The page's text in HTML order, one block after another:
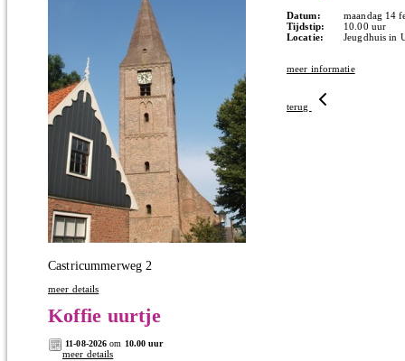
Castricummerweg 2
meer details
Koffie uurtje
11-08-2026 om 10.00 uur
meer details
Datum:
maandag 14
Tijdstip:
10.00 uur
Locatie:
Jeugdhuis in
meer informatie
terug